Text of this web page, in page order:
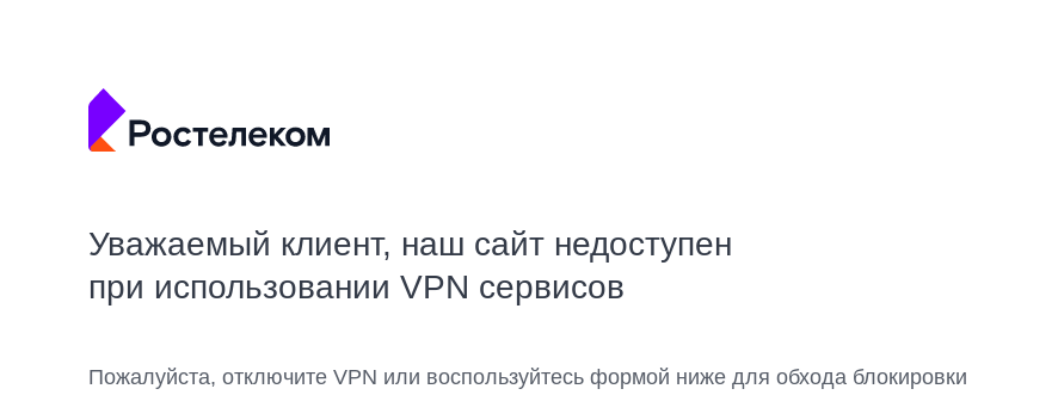
Уважаемый клиент, наш сайт недоступен
при использовании VPN сервисов
Пожалуйста, отключите VPN или воспользуйтесь формой ниже для обхода блокировки